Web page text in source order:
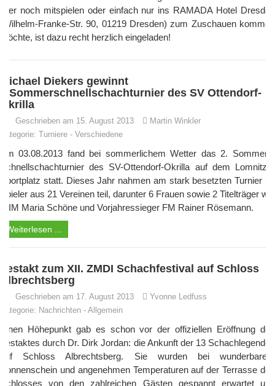
Wer noch mitspielen oder einfach nur ins RAMADA Hotel Dresden
(Wilhelm-Franke-Str. 90, 01219 Dresden) zum Zuschauen kommen
möchte, ist dazu recht herzlich eingeladen!
Michael Diekers gewinnt
2.Sommerschnellschachturnier des SV Ottendorf-
Okrilla
Geschrieben am 15. August 2013
Martin Winkler
Kategorie: Turniere - Verschiedene
Am 03.08.2013 fand bei sommerlichem Wetter das 2. Sommer -
Schnellschachturnier des SV-Ottendorf-Okrilla auf dem Lomnitzer
Sportplatz statt. Dieses Jahr nahmen am stark besetzten Turnier 56
Spieler aus 21 Vereinen teil, darunter 6 Frauen sowie 2 Titelträger wie
WIM Maria Schöne und Vorjahressieger FM Rainer Rösemann.
Weiterlesen ...
Festakt zum XII. ZMDI Schachfestival auf Schloss
Albrechtsberg
Geschrieben am 17. August 2013
Yvonne Ledfuss
Kategorie: Nachrichten - Allgemein
Einen Höhepunkt gab es schon vor der offiziellen Eröffnung des
Festaktes durch Dr. Dirk Jordan: die Ankunft der 13 Schachlegenden
auf Schloss Albrechtsberg. Sie wurden bei wunderbarem
Sonnenschein und angenehmen Temperaturen auf der Terrasse des
Schlosses von den zahlreichen Gästen gespannt erwartet und